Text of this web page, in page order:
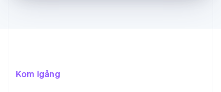
Kom igång